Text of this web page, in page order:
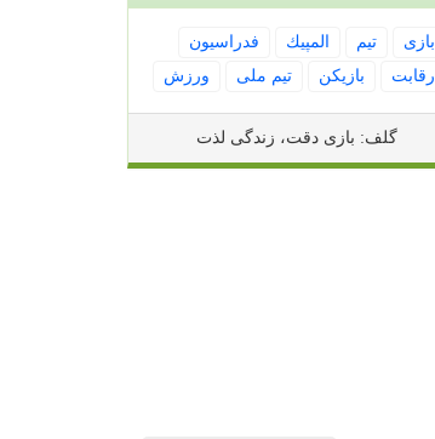
بازی تیم المپیك
فدراسیون
رقابت
بازیكن تیم ملی ورزش
گلف: بازی دقت، زندگی لذت